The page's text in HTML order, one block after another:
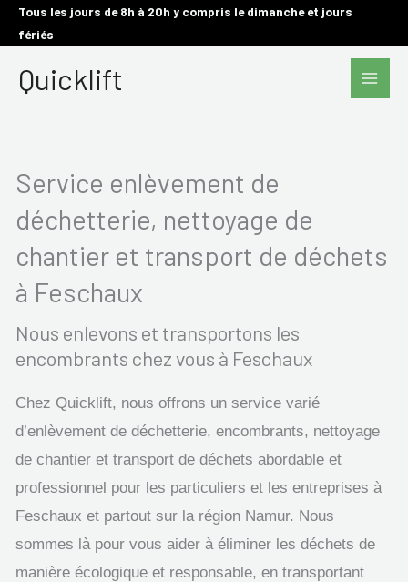
AllerTous les jours de 8h à 20h y compris le dimanche et jours
fériés
Quicklift
Main
Service enlèvement de
déchetterie, nettoyage de
chantier et transport de déchets
à Feschaux
Nous enlevons et transportons les
encombrants chez vous à Feschaux
Chez Quicklift, nous offrons un service varié
d’enlèvement de déchetterie, encombrants, nettoyage
de chantier et transport de déchets abordable et
professionnel pour les particuliers et les entreprises à
Feschaux et partout sur la région Namur. Nous
sommes là pour vous aider à éliminer les déchets de
manière écologique et responsable, en transportant